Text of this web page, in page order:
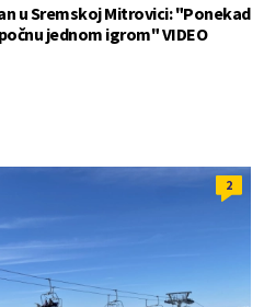
u Sremskoj Mitrovici: "Ponekad
jednom igrom" VIDEO
2